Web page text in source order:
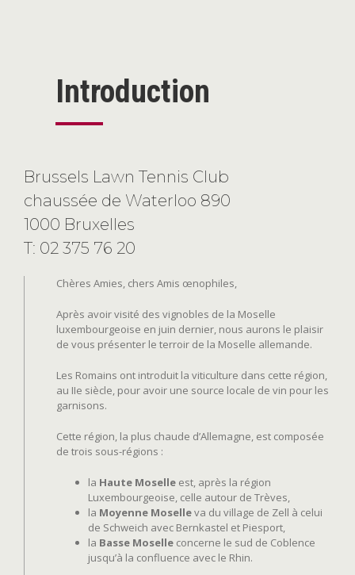
Introduction
Brussels Lawn Tennis Club
chaussée de Waterloo 890
1000 Bruxelles
T: 02 375 76 20
Chères Amies, chers Amis œnophiles,
Après avoir visité des vignobles de la Moselle
luxembourgeoise en juin dernier, nous aurons le plaisir
de vous présenter le terroir de la Moselle allemande.
Les Romains ont introduit la viticulture dans cette région,
au IIe siècle, pour avoir une source locale de vin pour les
garnisons.
Cette région, la plus chaude d’Allemagne, est composée
de trois sous-régions :
la Haute Moselle est, après la région
Luxembourgeoise, celle autour de Trèves,
la Moyenne Moselleva du village de Zell à celui
de Schweich avec Bernkastel et Piesport,
la Basse Moselle concerne le sud de Coblence
jusqu’à la confluence avec le Rhin.